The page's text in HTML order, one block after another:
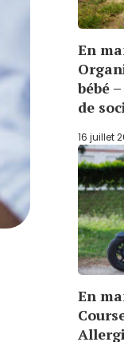
En
bébé
de
16 juillet
En